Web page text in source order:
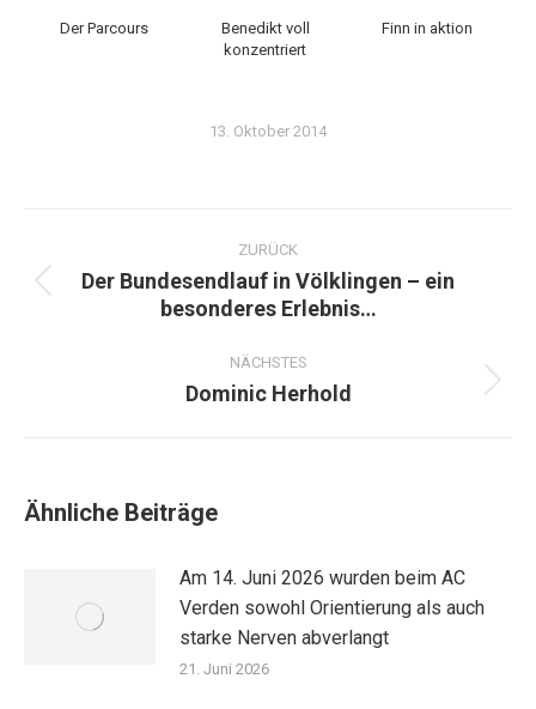
Der Parcours
Benedikt voll
konzentriert
Finn in aktion
13. Oktober 2014
ZURÜCK
Vorheriger
Beitrag:
Der Bundesendlauf in Völklingen – ein
besonderes Erlebnis…
NÄCHSTES
Nächster
Dominic Herhold
Ähnliche Beiträge
Am 14. Juni 2026 wurden beim AC
Verden sowohl Orientierung als auch
starke Nerven abverlangt
21. Juni 2026